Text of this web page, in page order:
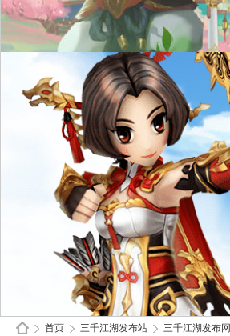
首页 三千江湖发布站 三千江湖发布网